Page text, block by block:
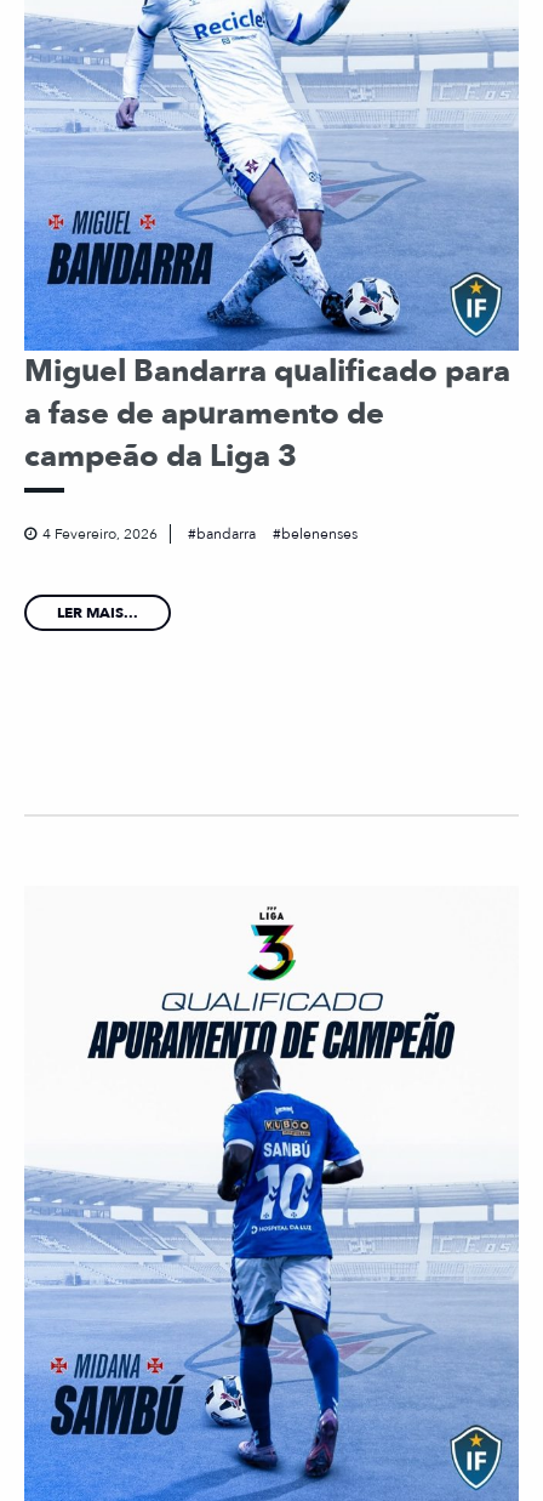
Miguel Bandarra qualificado para
a fase de apuramento de
campeão da Liga 3
4 Fevereiro, 2026 bandarra belenenses
LER MAIS...